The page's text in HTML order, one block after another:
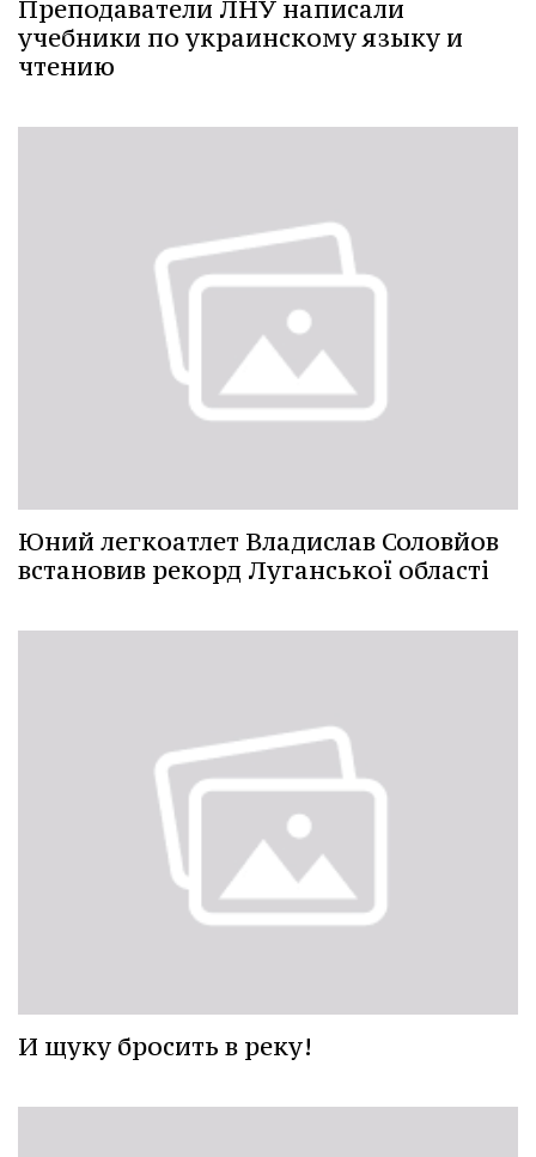
Преподаватели ЛНУ написали
учебники по украинскому языку и
чтению
Юний легкоатлет Владислав Соловйов
встановив рекорд Луганської області
И щуку бросить в реку!